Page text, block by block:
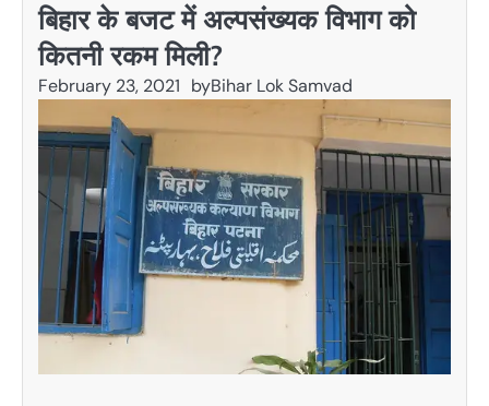
बिहार के बजट में अल्पसंख्यक विभाग को
कितनी रकम मिली?
February 23, 2021 byBihar Lok Samvad